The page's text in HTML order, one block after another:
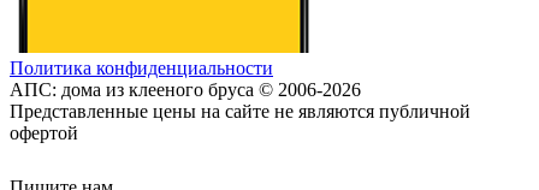
Политика конфиденциальности
АПС: дома из клееного бруса © 2006-2026
Представленные цены на сайте не являются публичной
офертой